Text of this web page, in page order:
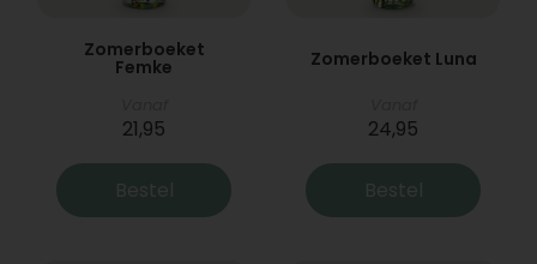
Zomerboeket
Femke
21,95
Bestel
Zomerboeket Luna
24,95
Bestel